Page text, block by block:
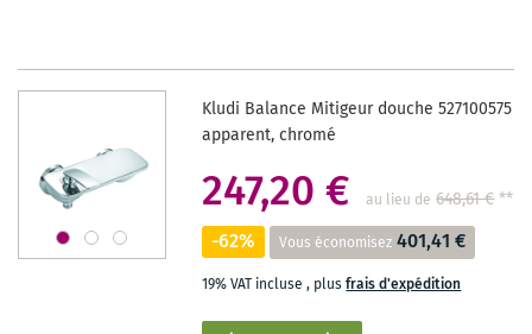
SOUHAITS
Kludi Balance Mitigeur douche 527100575
apparent, chromé
247,20 € au lieu de 648,61 €**
-62% Vous économisez 401,41 €
19% VAT incluse, plusfrais d'expédition